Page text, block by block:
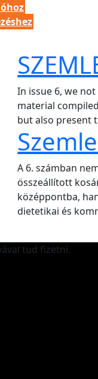
In issue 6, we
material
but also present
A 6. számban
összeállított
középpontba,
dietetikai és
tud fizetni.